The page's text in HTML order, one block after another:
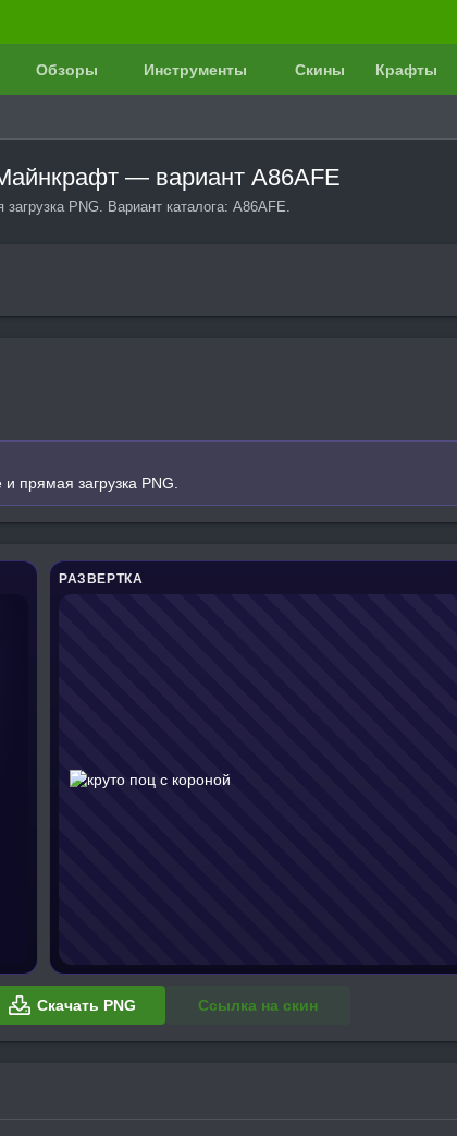
Обзоры Инструменты Скины Крафты
— вариант A86AFE
PNG. Вариант каталога: A86AFE.
прямая загрузка PNG.
РАЗВЕРТКА
Скачать PNG Ссылка на скин